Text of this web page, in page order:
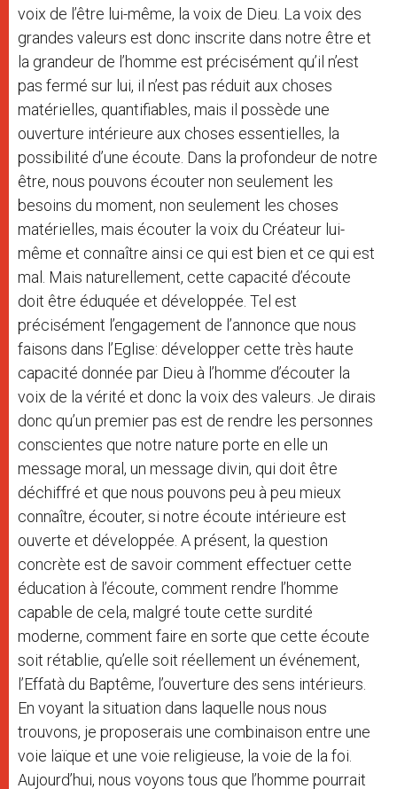
voix de l’être lui-même, la voix de Dieu. La voix des
grandes valeurs est donc inscrite dans notre être et
la grandeur de l’homme est précisément qu’il n’est
pas fermé sur lui, il n’est pas réduit aux choses
matérielles, quantifiables, mais il possède une
ouverture intérieure aux choses essentielles, la
possibilité d’une écoute. Dans la profondeur de notre
être, nous pouvons écouter non seulement les
besoins du moment, non seulement les choses
matérielles, mais écouter la voix du Créateur lui-
même et connaître ainsi ce qui est bien et ce qui est
mal. Mais naturellement, cette capacité d’écoute
doit être éduquée et développée. Tel est
précisément l’engagement de l’annonce que nous
faisons dans l’Eglise: développer cette très haute
capacité donnée par Dieu à l’homme d’écouter la
voix de la vérité et donc la voix des valeurs. Je dirais
donc qu’un premier pas est de rendre les personnes
conscientes que notre nature porte en elle un
message moral, un message divin, qui doit être
déchiffré et que nous pouvons peu à peu mieux
connaître, écouter, si notre écoute intérieure est
ouverte et développée. A présent, la question
concrète est de savoir comment effectuer cette
éducation à l’écoute, comment rendre l’homme
capable de cela, malgré toute cette surdité
moderne, comment faire en sorte que cette écoute
soit rétablie, qu’elle soit réellement un événement,
l’Effatà du Baptême, l’ouverture des sens intérieurs.
En voyant la situation dans laquelle nous nous
trouvons, je proposerais une combinaison entre une
voie laïque et une voie religieuse, la voie de la foi.
Aujourd’hui, nous voyons tous que l’homme pourrait